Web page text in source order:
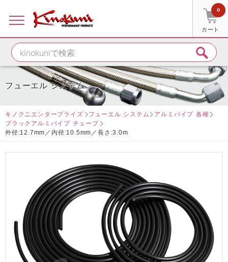
カート
0
フューエル システム
キノクニエンタープライズ フューエル システム
アルミパイプ 各種
ブラックアルミパイプ チューブ
外径:12.7mm／内径:10.5mm／長さ:3.0m